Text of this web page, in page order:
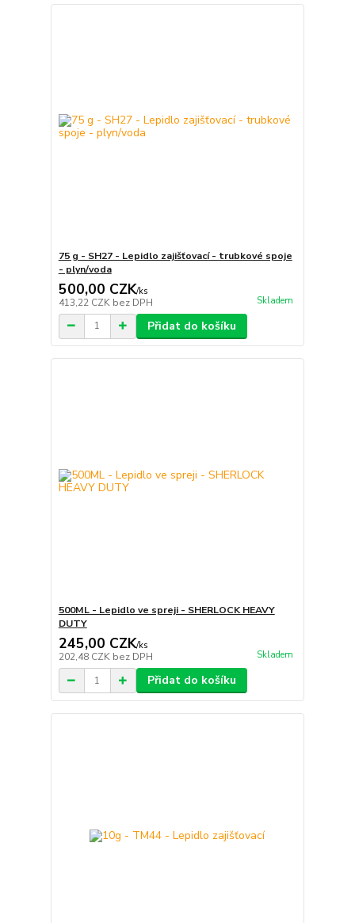
75 g - SH27 - Lepidlo zajišťovací - trubkové spoje
- plyn/voda
500,00 CZK/ks
413,22 CZK bez DPH Skladem
Přidat do košíku
500ML - Lepidlo ve spreji - SHERLOCK HEAVY
DUTY
245,00 CZK/ks
202,48 CZK bez DPH Skladem
Přidat do košíku